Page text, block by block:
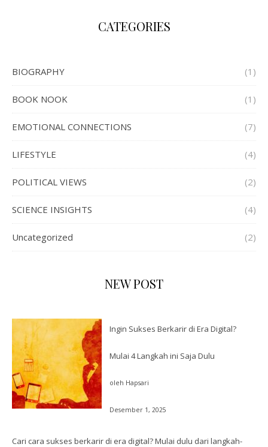
CATEGORIES
BIOGRAPHY (1)
BOOK NOOK (1)
EMOTIONAL CONNECTIONS (7)
LIFESTYLE (4)
POLITICAL VIEWS (2)
SCIENCE INSIGHTS (4)
Uncategorized (2)
NEW POST
Ingin Sukses Berkarir di Era Digital?
Mulai 4 Langkah ini Saja Dulu
oleh Hapsari
Desember 1, 2025
Cari cara sukses berkarir di era digital? Mulai dulu dari langkah-